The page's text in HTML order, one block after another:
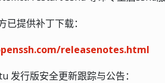
提供补丁下载：
releasenotes.html
发行版安全更新跟踪与公告：